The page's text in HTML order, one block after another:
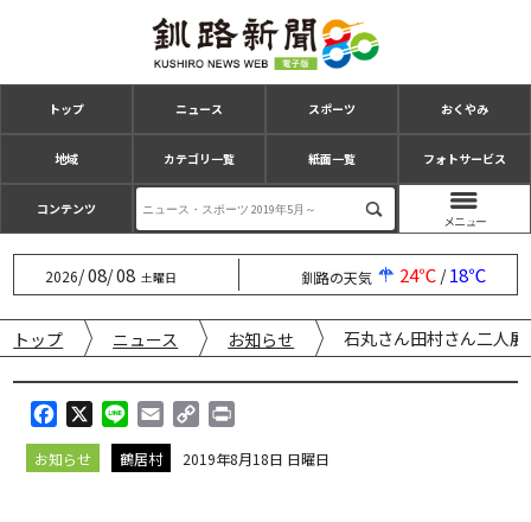
トップ ニュース スポーツ おくやみ
地域 カテゴリ一覧 紙面一覧 フォトサービス
コンテンツ
2026/08/08 土曜日 釧路の天気 24℃/18℃
トップ ニュース お知らせ 石丸さん田村さん二人展
a
c
i
n
m
a
p
i
お知らせ 鶴居村 2019年8月18日 日曜日